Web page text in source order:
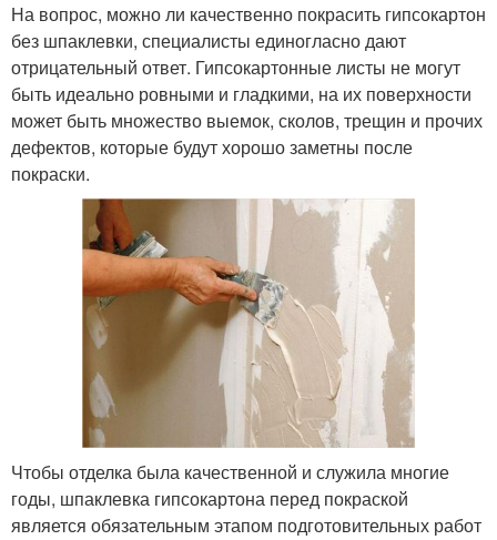
На вопрос, можно ли качественно покрасить гипсокартон
без шпаклевки, специалисты единогласно дают
отрицательный ответ. Гипсокартонные листы не могут
быть идеально ровными и гладкими, на их поверхности
может быть множество выемок, сколов, трещин и прочих
дефектов, которые будут хорошо заметны после
покраски.
Чтобы отделка была качественной и служила многие
годы, шпаклевка гипсокартона перед покраской
является обязательным этапом подготовительных работ